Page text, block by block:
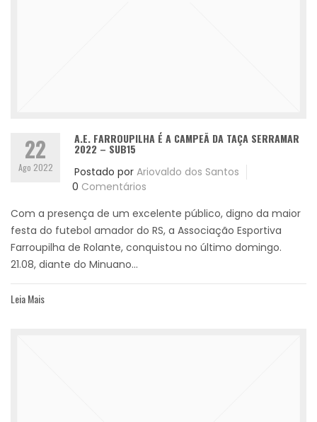
22
Ago 2022
A.E. FARROUPILHA É A CAMPEÃ DA TAÇA SERRAMAR
2022 – SUB15
Postado por Ariovaldo dos Santos
0 Comentários
Com a presença de um excelente público, digno da maior
festa do futebol amador do RS, a Associação Esportiva
Farroupilha de Rolante, conquistou no último domingo.
21.08, diante do Minuano...
Leia Mais